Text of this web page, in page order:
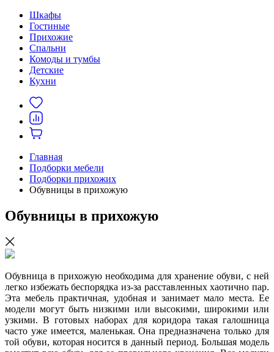
Шкафы
Гостиные
Прихожие
Спальни
Комоды и тумбы
Детские
Кухни
Главная
Подборки мебели
Подборки прихожих
Обувницы в прихожую
Обувницы в прихожую
Обувница в прихожую необходима для хранение обуви, с ней
легко избежать беспорядка из-за расставленных хаотично пар.
Эта мебель практичная, удобная и занимает мало места. Ее
модели могут быть низкими или высокими, широкими или
узкими. В готовых наборах для коридора такая галошница
часто уже имеется, маленькая. Она предназначена только для
той обуви, которая носится в данный период. Большая модель